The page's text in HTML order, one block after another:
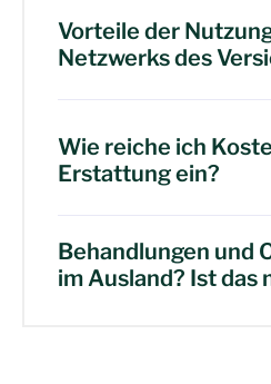
Vorteile der
Netzwerks des
Wie reiche ich
Erstattung ein?
Behandlungen und
im Ausland? Ist das